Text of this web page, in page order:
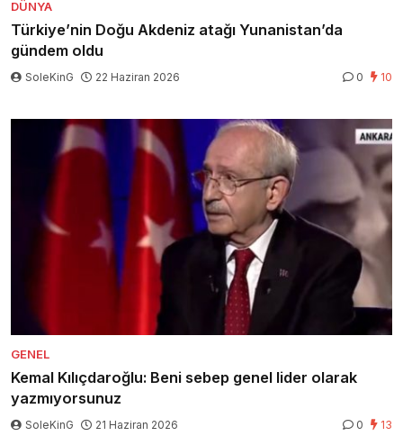
DÜNYA
Türkiye’nin Doğu Akdeniz atağı Yunanistan’da
gündem oldu
SoleKinG 22 Haziran 2026 0 10
GENEL
Kemal Kılıçdaroğlu: Beni sebep genel lider olarak
yazmıyorsunuz
SoleKinG 21 Haziran 2026 0 13